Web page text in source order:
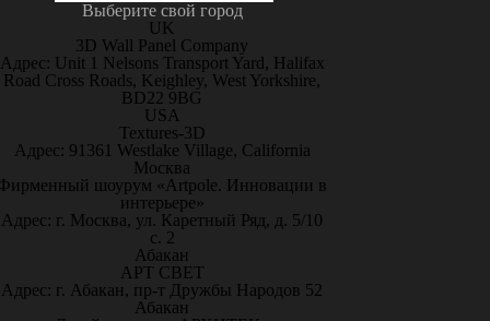
Выберите свой город
UK
3D Wall Panel Company
Адрес: Unit 1 Nelsons Transport Yard, Halifax
Road Cross Roads, Keighley, West Yorkshire,
BD22 9BG
USA
Textures-3D
Адрес: 91361 Westlake Village, California
Москва
шоурум «Artpole. Инновации в
интерьере»
Адрес: г. Москва, ул. Каретный Ряд, д. 5/10
с. 2
Абакан
АРТ СВЕТ
Адрес: г. Абакан, пр-т Дружбы Народов 52
Абакан